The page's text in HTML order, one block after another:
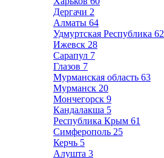
Дергачи 2
Алматы 64
Удмуртская Республика 62
Ижевск 28
Сарапул 7
Глазов 7
Мурманская область 63
Мурманск 20
Мончегорск 9
Кандалакша 5
Республика Крым 61
Симферополь 25
Керчь 5
Алушта 3